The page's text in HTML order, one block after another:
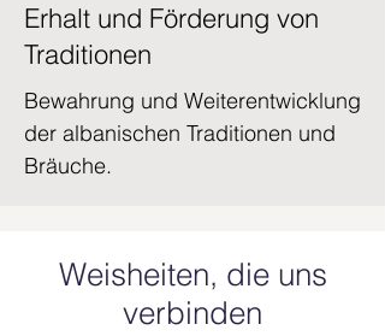
Erhalt und Förderung von
Traditionen
Bewahrung und Weiterentwicklung
der albanischen Traditionen und
Bräuche.
Weisheiten, die uns
verbinden